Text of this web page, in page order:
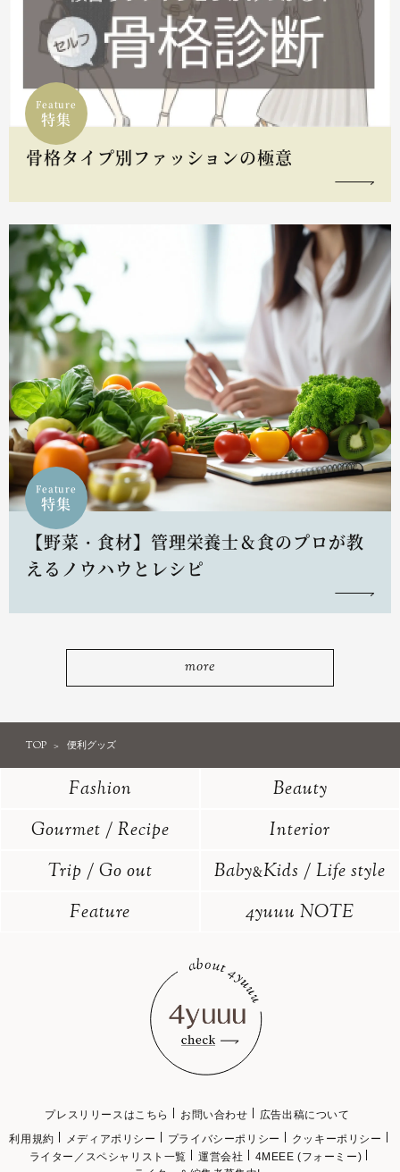
Feature
特集
骨格タイプ別ファッションの極意
Feature
特集
【野菜・食材】管理栄養士＆食のプロが教
えるノウハウとレシピ
more
TOP 便利グッズ
Fashion
Beauty
Gourmet / Recipe
Interior
Trip / Go out
Baby&Kids / Life style
Feature
4yuuu NOTE
プレスリリースはこちら お問い合わせ
広告出稿について
利用規約
メディアポリシー プライバシーポリシー
クッキーポリシー
ライター／スペシャリスト一覧
運営会社
4MEEE (フォーミー)